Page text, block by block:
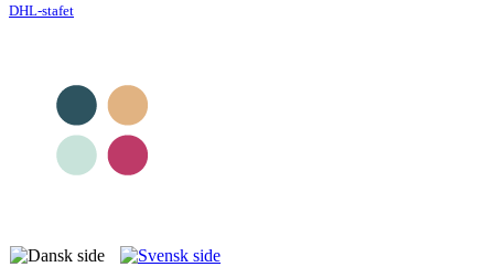
DHL-stafet